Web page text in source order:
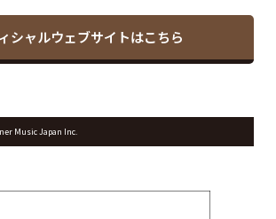
シャルウェブサイトはこちら
Music Japan Inc.